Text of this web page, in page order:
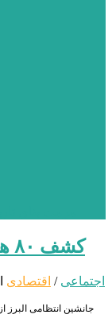
کشف ۸۰ هزار ماسک غیربهداشتی در کرج
اجتماعی / اقتصادی